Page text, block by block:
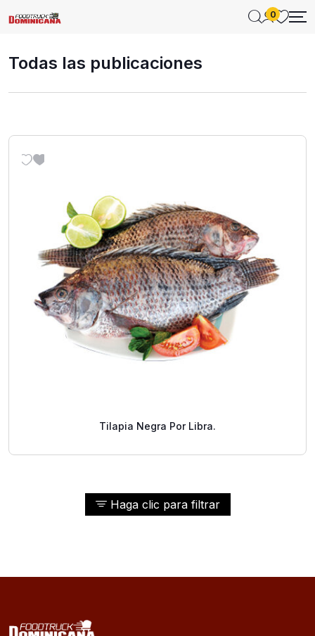
0
Todas las publicaciones
Haga clic para filtrar
Tilapia Negra Por Libra.